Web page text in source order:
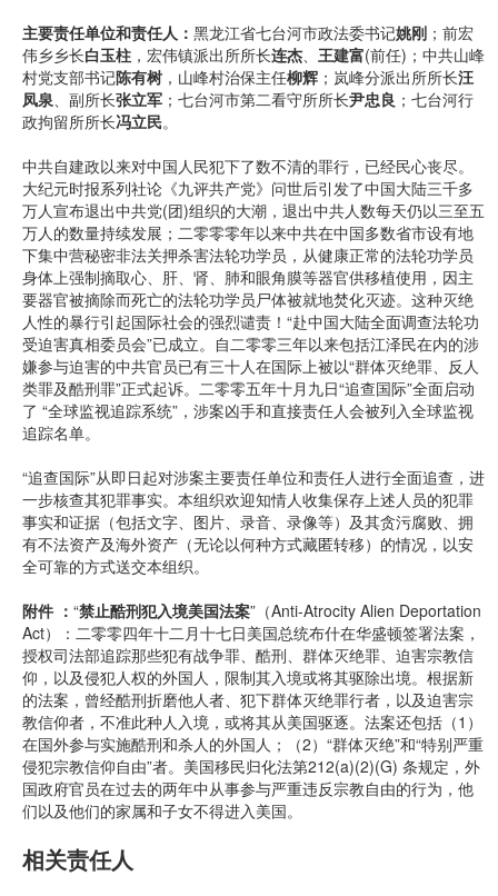
主要责任单位和责任人： 黑龙江省七台河市政法委书记姚刚 ；前宏
伟乡乡长白玉柱 ，宏伟镇派出所所长连杰、 王建富(前任)；中共山峰
村党支部书记陈有树 ，山峰村治保主任柳辉 ；岚峰分派出所所长汪
凤泉、副所长张立军 ；七台河市第二看守所所长尹忠良 ；七台河行
政拘留所所长冯立民。
中共自建政以来对中国人民犯下了数不清的罪行，已经民心丧尽。
大纪元时报系列社论《九评共产党》问世后引发了中国大陆三千多
万人宣布退出中共党(团)组织的大潮，退出中共人数每天仍以三至五
万人的数量持续发展；二零零零年以来中共在中国多数省市设有地
下集中营秘密非法关押杀害法轮功学员，从健康正常的法轮功学员
身体上强制摘取心、肝、肾、肺和眼角膜等器官供移植使用，因主
要器官被摘除而死亡的法轮功学员尸体被就地焚化灭迹。这种灭绝
人性的暴行引起国际社会的强烈谴责！“赴中国大陆全面调查法轮功
受迫害真相委员会”已成立。自二零零三年以来包括江泽民在内的涉
嫌参与迫害的中共官员已有三十人在国际上被以“群体灭绝罪、反人
类罪及酷刑罪”正式起诉。二零零五年十月九日“追查国际”全面启动
了 “全球监视追踪系统”，涉案凶手和直接责任人会被列入全球监视
追踪名单。
“追查国际”从即日起对涉案主要责任单位和责任人进行全面追查，进
一步核查其犯罪事实。本组织欢迎知情人收集保存上述人员的犯罪
事实和证据（包括文字、图片、录音、录像等）及其贪污腐败、拥
有不法资产及海外资产（无论以何种方式藏匿转移）的情况，以安
全可靠的方式送交本组织。
附件 ： “禁止酷刑犯入境美国法案”（Anti-Atrocity Alien Deportation
Act）：二零零四年十二月十七日美国总统布什在华盛顿签署法案，
授权司法部追踪那些犯有战争罪、酷刑、群体灭绝罪、迫害宗教信
仰，以及侵犯人权的外国人，限制其入境或将其驱除出境。根据新
的法案，曾经酷刑折磨他人者、犯下群体灭绝罪行者，以及迫害宗
教信仰者，不准此种人入境，或将其从美国驱逐。法案还包括（1）
在国外参与实施酷刑和杀人的外国人；（2）“群体灭绝”和“特别严重
侵犯宗教信仰自由”者。美国移民归化法第212(a)(2)(G) 条规定，外
国政府官员在过去的两年中从事参与严重违反宗教自由的行为，他
们以及他们的家属和子女不得进入美国。
相关责任人